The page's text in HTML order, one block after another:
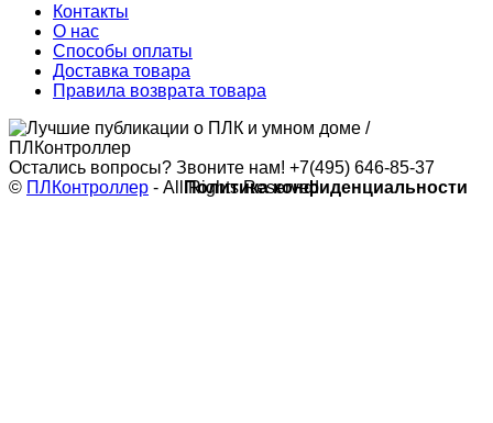
Контакты
О нас
Способы оплаты
Доставка товара
Правила возврата товара
Остались вопросы? Звоните нам! +7(495) 646-85-37
© ПЛКонтроллер - All Rights Reserved
Политика конфиденциальности